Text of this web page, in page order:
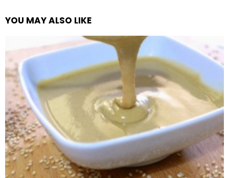
YOU MAY ALSO LIKE